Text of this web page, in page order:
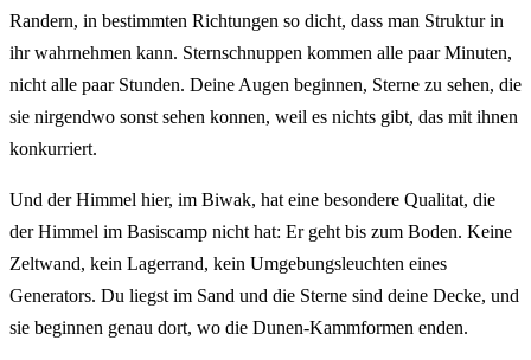
Randern, in bestimmten Richtungen so dicht, dass man Struktur in
ihr wahrnehmen kann. Sternschnuppen kommen alle paar Minuten,
nicht alle paar Stunden. Deine Augen beginnen, Sterne zu sehen, die
sie nirgendwo sonst sehen konnen, weil es nichts gibt, das mit ihnen
konkurriert.
Und der Himmel hier, im Biwak, hat eine besondere Qualitat, die
der Himmel im Basiscamp nicht hat: Er geht bis zum Boden. Keine
Zeltwand, kein Lagerrand, kein Umgebungsleuchten eines
Generators. Du liegst im Sand und die Sterne sind deine Decke, und
sie beginnen genau dort, wo die Dunen-Kammformen enden.